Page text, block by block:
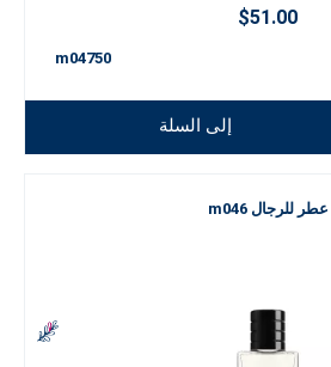
$51.00
m04750
إلى السلة
عطر للرجال m046